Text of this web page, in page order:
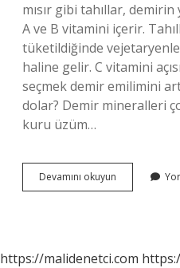
mısır gibi tahıllar,
A ve B vitamini içerir.
tüketildiğinde
haline gelir. C vitamini
seçmek demir emilimini
dolar? Demir mineralleri
kuru üzüm…
Devamını okuyun Kandaki
Demiri
https://malidenetci.com